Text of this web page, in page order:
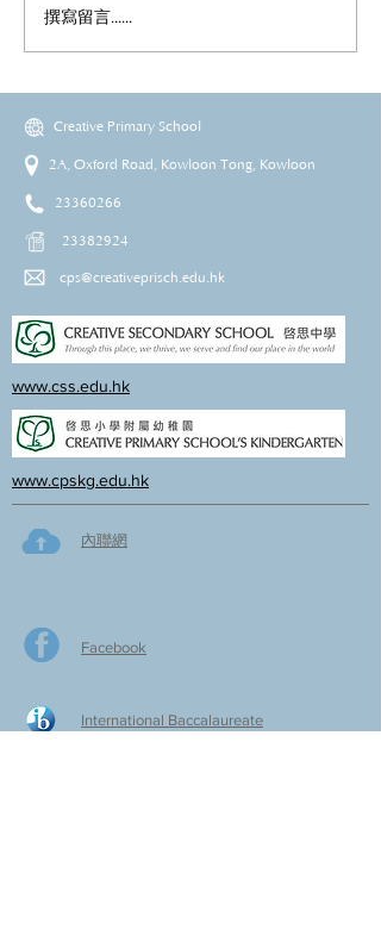
撰寫留言......
Creative Primary School
2A, Oxford Road, Kowloon Tong, Kowloon
23360266
23382924
cps@creativeprisch.edu.hk
www.css.edu.hk
www.cpskg.edu.hk
內聯網
Facebook
International Baccalaureate